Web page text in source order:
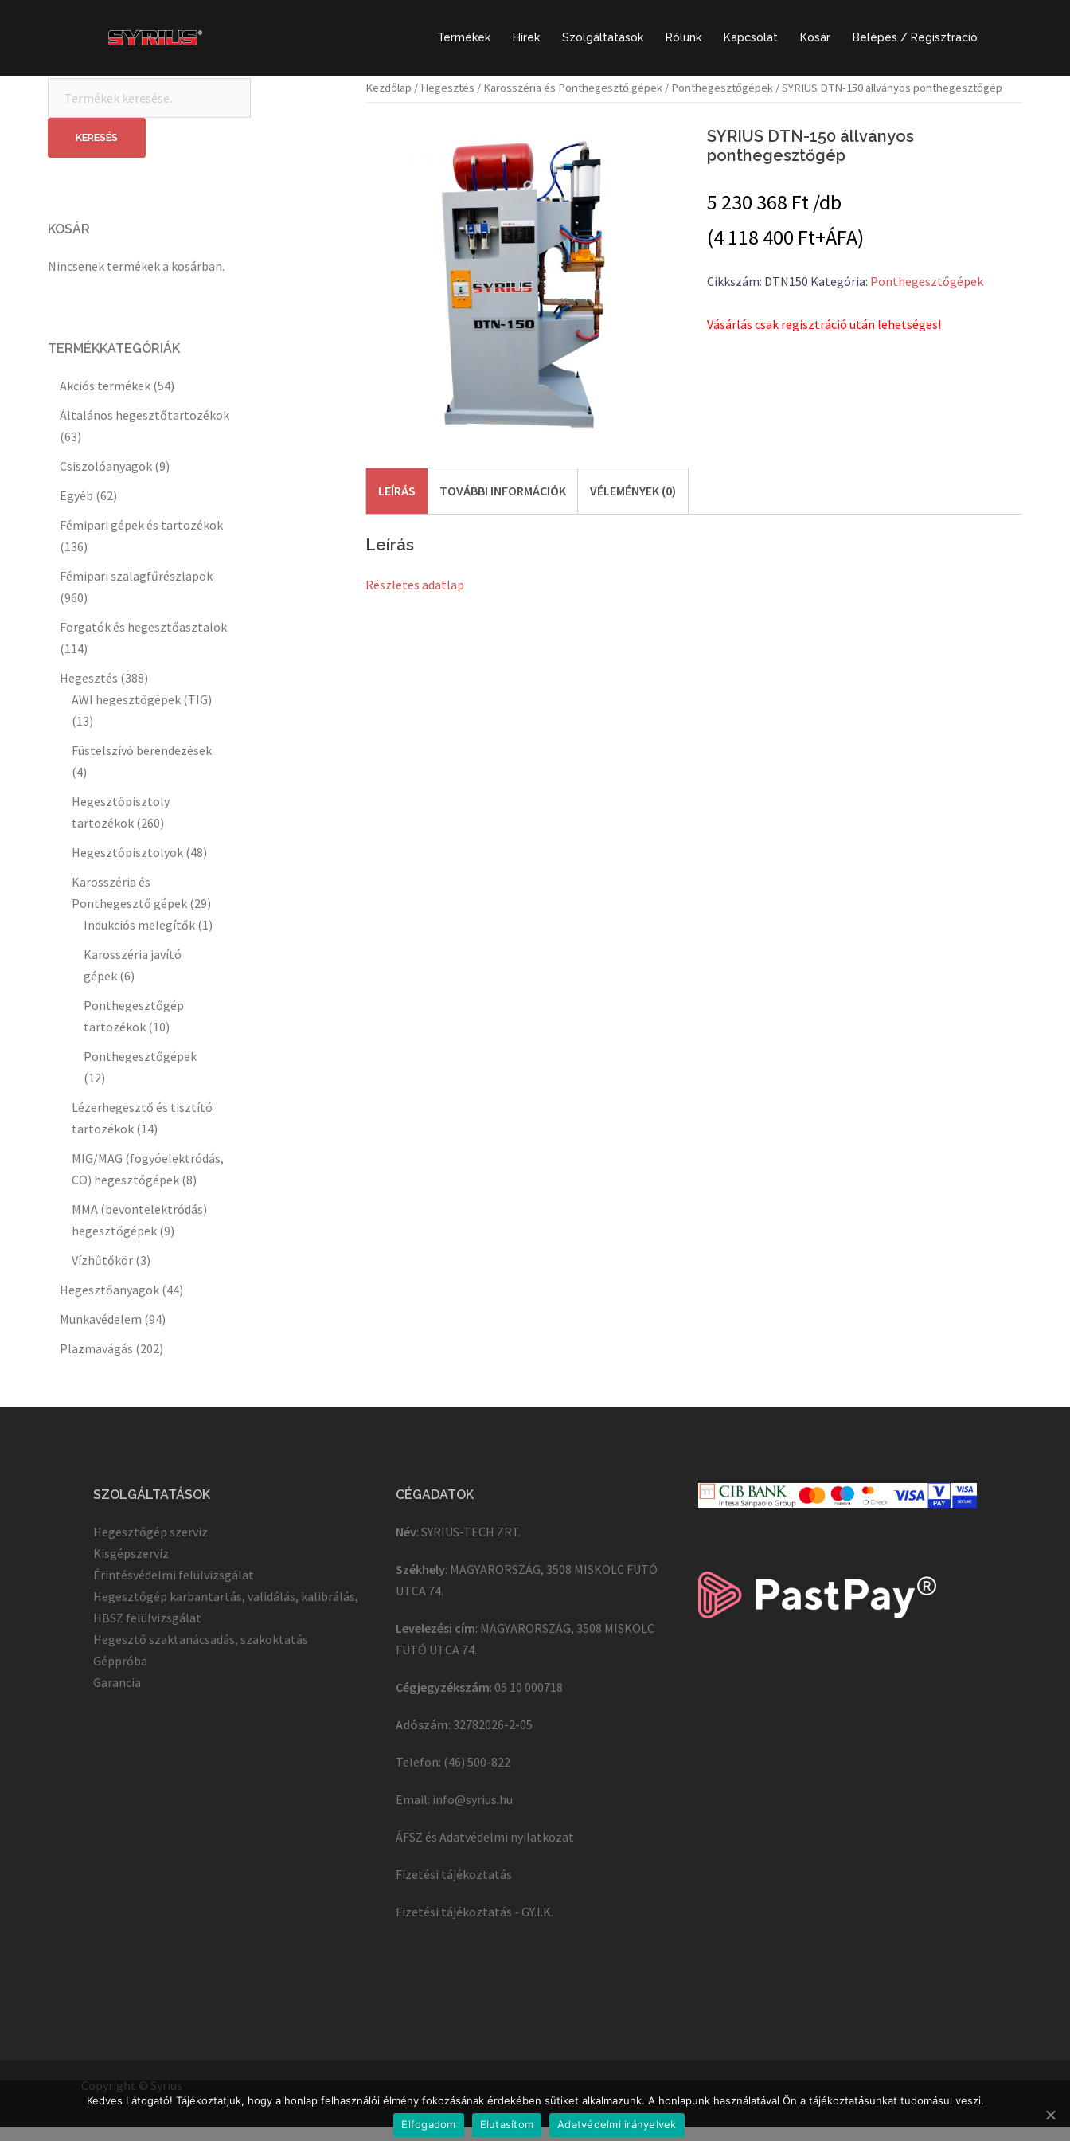
Termékek Hírek Szolgáltatások Rólunk Kapcsolat Kosár Belépés / Regisztráció
Kezdőlap / Hegesztés / Karosszéria és Ponthegesztő gépek / Ponthegesztőgépek / SYRIUS DTN-150 állványos ponthegesztőgép
SYRIUS DTN-150 állványos
ponthegesztőgép
5 230 368 Ft /db
(4 118 400 Ft+ÁFA)
Cikkszám: DTN150 Kategória: Ponthegesztőgépek
Vásárlás csak regisztráció után lehetséges!
LEÍRÁS TOVÁBBI INFORMÁCIÓK VÉLEMÉNYEK (0)
Leírás
Részletes adatlap
következőre:
KERESÉS
KOSÁR
Nincsenek termékek a kosárban.
TERMÉKKATEGÓRIÁK
Akciós termékek (54)
Általános hegesztőtartozékok
(63)
Csiszolóanyagok (9)
Egyéb (62)
Fémipari gépek és tartozékok
(136)
Fémipari szalagfűrészlapok
(960)
Forgatók és hegesztőasztalok
(114)
Hegesztés (388)
AWI hegesztőgépek (TIG)
(13)
Füstelszívó berendezések
(4)
Hegesztőpisztoly
tartozékok (260)
Hegesztőpisztolyok (48)
Karosszéria és
Ponthegesztő gépek (29)
Indukciós melegítők (1)
Karosszéria javító
gépek (6)
Ponthegesztőgép
tartozékok (10)
Ponthegesztőgépek
(12)
Lézerhegesztő és tisztító
tartozékok (14)
MIG/MAG (fogyóelektródás,
CO) hegesztőgépek (8)
MMA (bevontelektródás)
hegesztőgépek (9)
Vízhűtőkör (3)
Hegesztőanyagok (44)
Munkavédelem (94)
Plazmavágás (202)
SZOLGÁLTATÁSOK
Hegesztőgép szerviz
Kisgépszerviz
Érintésvédelmi felülvizsgálat
Hegesztőgép karbantartás, validálás, kalibrálás,
HBSZ felülvizsgálat
Hegesztő szaktanácsadás, szakoktatás
Géppróba
Garancia
CÉGADATOK
Név: SYRIUS-TECH ZRT.
Székhely: MAGYARORSZÁG, 3508 MISKOLC FUTÓ
UTCA 74.
Levelezési cím: MAGYARORSZÁG, 3508 MISKOLC
FUTÓ UTCA 74.
Cégjegyzékszám: 05 10 000718
Adószám: 32782026-2-05
Telefon: (46) 500-822
Email: info@syrius.hu
ÁFSZ és Adatvédelmi nyilatkozat
Fizetési tájékoztatás
Fizetési tájékoztatás - GY.I.K.
Copyright © Syrius
Kedves Látogató! Tájékoztatjuk, hogy a honlap felhasználói élmény fokozásának érdekében sütiket alkalmazunk. A honlapunk használatával Ön a tájékoztatásunkat tudomásul veszi.
Elfogadom
Elutasítom Adatvédelmi irányelvek